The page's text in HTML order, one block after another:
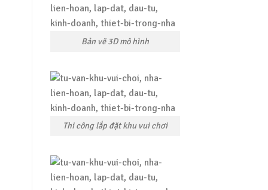
Bản vẽ 3D mô hình
Thi công lắp đặt khu vui chơi